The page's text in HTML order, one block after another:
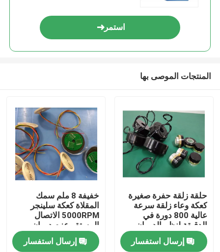
منزل
استمر
المنتجات الموصى بها
حلقة زلقة حفرة صغيرة
كعكة وعاء زلقة سرعة
عالية 800 دورة في
الدقيقة لنظم الدوران
إرسال استفسار
خفيفة 8 ملم سمك
المقلاة كعكة سلينجر
5000RPM الاتصال
المستقر عزم دوران
منخفض
إرسال استفسار